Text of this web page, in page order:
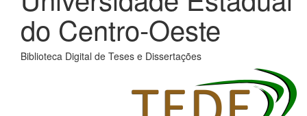
do Centro-Oeste
Biblioteca Digital de Teses e Dissertações